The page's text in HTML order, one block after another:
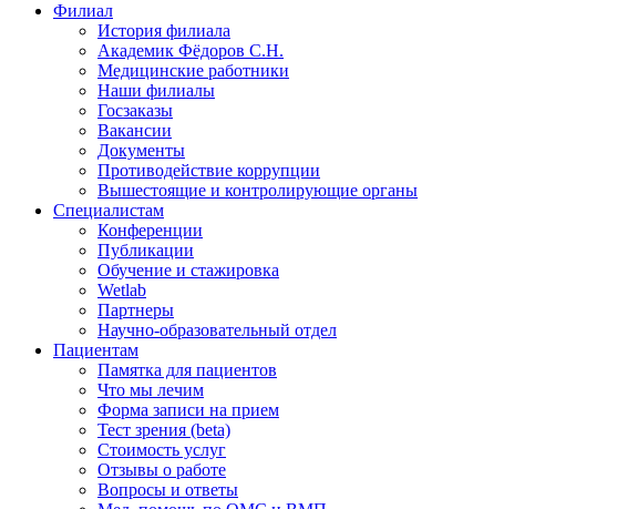
Филиал
История филиала
Академик Фёдоров С.Н.
Медицинские работники
Наши филиалы
Госзаказы
Вакансии
Документы
Противодействие коррупции
Вышестоящие и контролирующие органы
Специалистам
Конференции
Публикации
Обучение и стажировка
Wetlab
Партнеры
Научно-образовательный отдел
Пациентам
Памятка для пациентов
Что мы лечим
Форма записи на прием
Тест зрения (beta)
Стоимость услуг
Отзывы о работе
Вопросы и ответы